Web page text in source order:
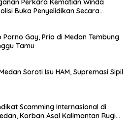
Perkara Kematian Winda
Buka Penyelidikan Secara
Gay, Pria di Medan Tembung
Tamu
Soroti Isu HAM, Supremasi Sipil
Scamming Internasional di
Korban Asal Kalimantan Rugi